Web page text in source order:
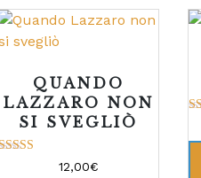
QUANDO
LAZZARO NON
SI SVEGLIÒ
12,00€